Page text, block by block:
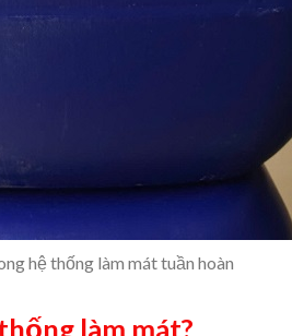
hệ thống làm mát tuần hoàn
làm mát?